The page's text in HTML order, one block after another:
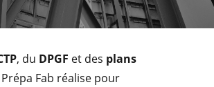
v
, du DPGF et des plans
Fab réalise pour